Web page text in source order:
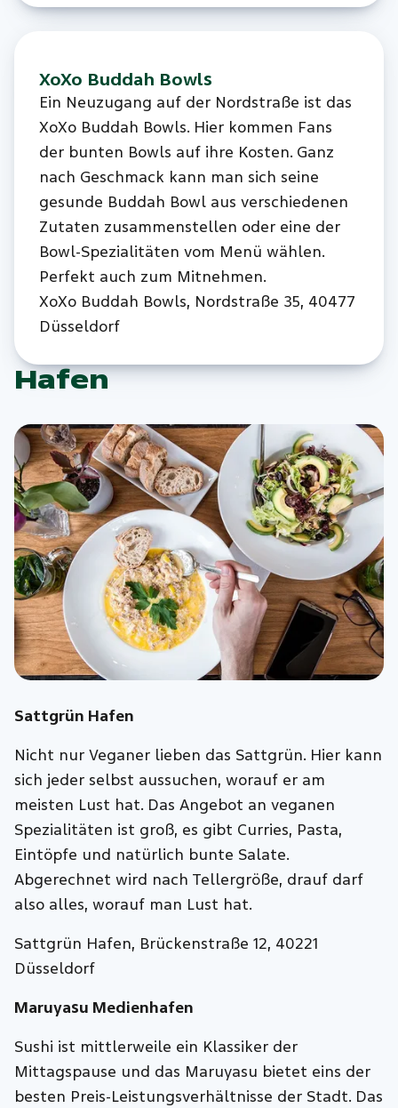
XoXo Buddah Bowls
Ein Neuzugang auf der Nordstraße ist das
XoXo Buddah Bowls. Hier kommen Fans
der bunten Bowls auf ihre Kosten. Ganz
nach Geschmack kann man sich seine
gesunde Buddah Bowl aus verschiedenen
Zutaten zusammenstellen oder eine der
Bowl-Spezialitäten vom Menü wählen.
Perfekt auch zum Mitnehmen.
XoXo Buddah Bowls, Nordstraße 35, 40477
Düsseldorf
Hafen
Sattgrün Hafen
Nicht nur Veganer lieben das Sattgrün. Hier kann
sich jeder selbst aussuchen, worauf er am
meisten Lust hat. Das Angebot an veganen
Spezialitäten ist groß, es gibt Curries, Pasta,
Eintöpfe und natürlich bunte Salate.
Abgerechnet wird nach Tellergröße, drauf darf
also alles, worauf man Lust hat.
Sattgrün Hafen, Brückenstraße 12, 40221
Düsseldorf
Maruyasu Medienhafen
Sushi ist mittlerweile ein Klassiker der
Mittagspause und das Maruyasu bietet eins der
besten Preis-Leistungsverhältnisse der Stadt. Das